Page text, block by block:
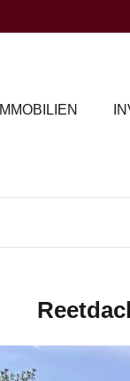
IMMOBILIEN